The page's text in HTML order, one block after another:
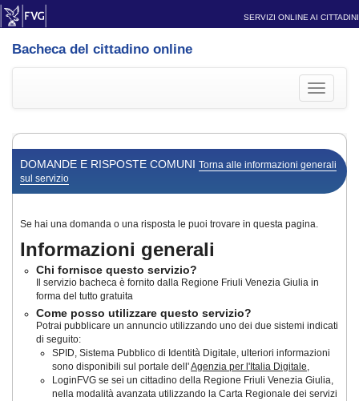
SERVIZI ONLINE AI CITTADINI
Bacheca del cittadino online
Toggle
DOMANDE E RISPOSTE COMUNI Torna alle informazioni generali
sul servizio
Se hai una domanda o una risposta le puoi trovare in questa pagina.
Informazioni generali
Chi fornisce questo servizio?
Il servizio bacheca è fornito dalla Regione Friuli Venezia Giulia in
forma del tutto gratuita
Come posso utilizzare questo servizio?
Potrai pubblicare un annuncio utilizzando uno dei due sistemi indicati
di seguito:
SPID, Sistema Pubblico di Identità Digitale, ulteriori informazioni
sono disponibili sul portale dell'Agenzia per l'Italia Digitale,
LoginFVG se sei un cittadino della Regione Friuli Venezia Giulia,
nella modalità avanzata utilizzando la Carta Regionale dei servizi